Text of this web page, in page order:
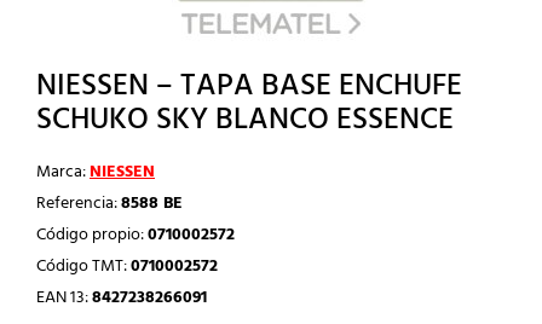
NIESSEN – TAPA BASE ENCHUFE
SCHUKO SKY BLANCO ESSENCE
Marca:NIESSEN
Referencia:8588 BE
Código propio:0710002572
Código TMT:0710002572
EAN 13:8427238266091